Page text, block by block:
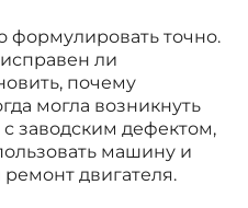
формулировать точно.
ли
почему
могла возникнуть
заводским дефектом,
машину и
двигателя.